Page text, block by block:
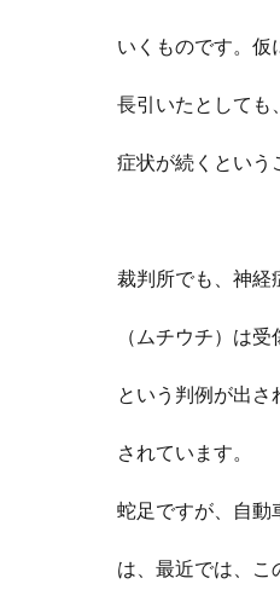
いくものです。仮
長引いたとしても、
症状が続くという
裁判所でも、 神経
（ムチウチ） は受
と いう判例が出さ
されています。
蛇足ですが 、自
は、 最近では、 こ